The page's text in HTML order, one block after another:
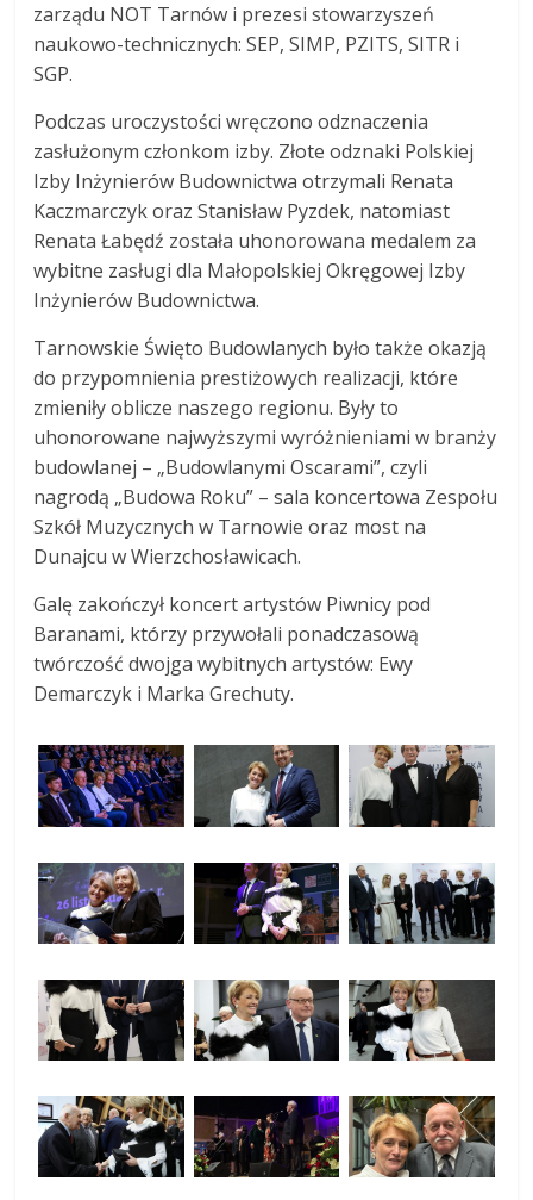
zarządu NOT Tarnów i prezesi stowarzyszeń
naukowo-technicznych: SEP, SIMP, PZITS, SITR i
SGP.
Podczas uroczystości wręczono odznaczenia
zasłużonym członkom izby. Złote odznaki Polskiej
Izby Inżynierów Budownictwa otrzymali Renata
Kaczmarczyk oraz Stanisław Pyzdek, natomiast
Renata Łabędź została uhonorowana medalem za
wybitne zasługi dla Małopolskiej Okręgowej Izby
Inżynierów Budownictwa.
Tarnowskie Święto Budowlanych było także okazją
do przypomnienia prestiżowych realizacji, które
zmieniły oblicze naszego regionu. Były to
uhonorowane najwyższymi wyróżnieniami w branży
budowlanej – „Budowlanymi Oscarami”, czyli
nagrodą „Budowa Roku” – sala koncertowa Zespołu
Szkół Muzycznych w Tarnowie oraz most na
Dunajcu w Wierzchosławicach.
Galę zakończył koncert artystów Piwnicy pod
Baranami, którzy przywołali ponadczasową
twórczość dwojga wybitnych artystów: Ewy
Demarczyk i Marka Grechuty.